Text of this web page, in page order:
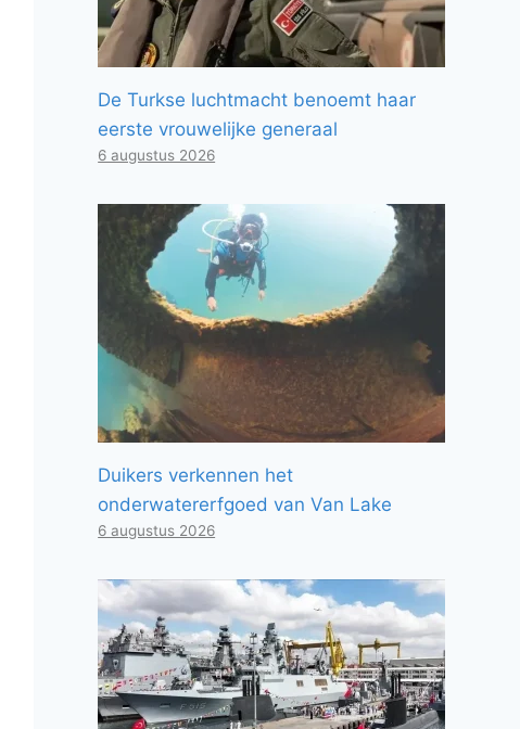
De Turkse luchtmacht benoemt haar
eerste vrouwelijke generaal
6 augustus 2026
Duikers verkennen het
onderwatererfgoed van Van Lake
6 augustus 2026